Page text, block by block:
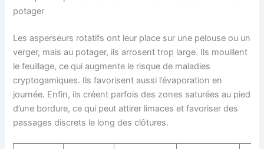
potager
Les asperseurs rotatifs ont leur place sur une pelouse ou un
verger, mais au potager, ils arrosent trop large. Ils mouillent
le feuillage, ce qui augmente le risque de maladies
cryptogamiques. Ils favorisent aussi l’évaporation en
journée. Enfin, ils créent parfois des zones saturées au pied
d’une bordure, ce qui peut attirer limaces et favoriser des
passages discrets le long des clôtures.